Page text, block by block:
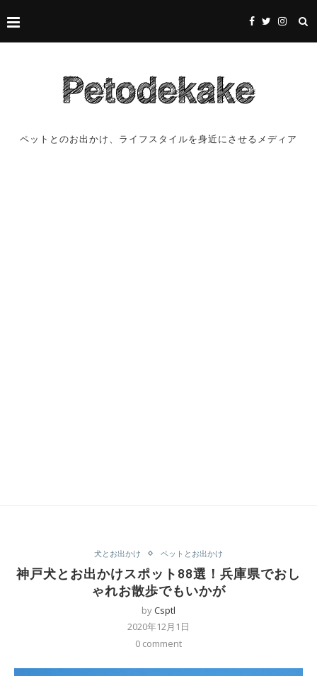
ペットとのお出かけ、ライフスタイルを身近にさせるメディア
犬とお出かけ ペットとお出かけ
神戸犬とお出かけスポット88選！兵庫県でおし
ゃれお散歩でもいかが
byCsptl
2020年12月1日
0 comment